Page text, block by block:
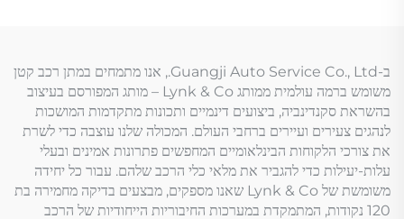
ב-Guangji Auto Service Co., Ltd., אנו מתמחים במתן רכב קטן
משומש ברמה עולמית ממותג Lynk & Co – מותג המפורסם בעיצוב
בהשראת סקנדינביה, ביצועים דינמיים ותכונות מתקדמות המושכות
לנהגים צעירים ועיירים ברחבי העולם. המכולה שלנו עוצבה כדי לשרת
את צורכי הלקוחות הבינלאומיים המחפשים פתרונות אמינים ובעלי
עלות-יעילות כדי להגביר את מלאי כלי הרכב שלהם. עבור כל יחידה
משומשת של Lynk & Co שאנו מספקים, מבצעים בדיקה מחמירה בת
120 נקודות, המתמקדת במערכות החיבוריות הייחודיות של הרכב